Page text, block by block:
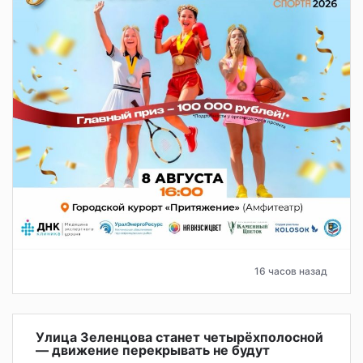
16 часов назад
Улица Зеленцова станет четырёхполосной
— движение перекрывать не будут